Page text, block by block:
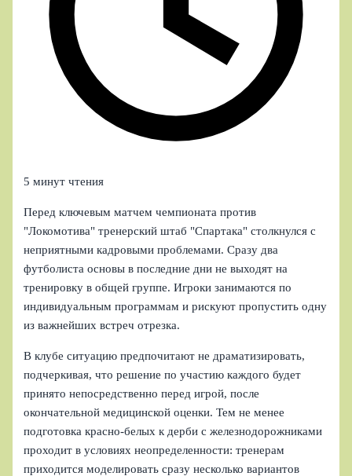
5 минут чтения
Перед ключевым матчем чемпионата против
"Локомотива" тренерский штаб "Спартака" столкнулся с
неприятными кадровыми проблемами. Сразу два
футболиста основы в последние дни не выходят на
тренировку в общей группе. Игроки занимаются по
индивидуальным программам и рискуют пропустить одну
из важнейших встреч отрезка.
В клубе ситуацию предпочитают не драматизировать,
подчеркивая, что решение по участию каждого будет
принято непосредственно перед игрой, после
окончательной медицинской оценки. Тем не менее
подготовка красно-белых к дерби с железнодорожниками
проходит в условиях неопределенности: тренерам
приходится моделировать сразу несколько вариантов